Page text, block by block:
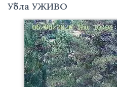
Убла УЖИВО